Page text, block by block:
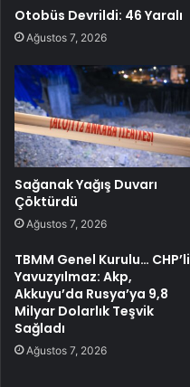
Otobüs Devrildi: 46 Yaralı
Ağustos 7, 2026
Sağanak Yağış Duvarı
Çöktürdü
Ağustos 7, 2026
TBMM Genel Kurulu… CHP’li
Yavuzyılmaz: Akp,
Akkuyu’da Rusya’ya 9,8
Milyar Dolarlık Teşvik
Sağladı
Ağustos 7, 2026